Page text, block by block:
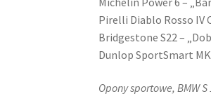
Pirelli Diablo Rosso IV
Bridgestone S22 –
Dunlop SportSmart
Opony sportowe, BMW S